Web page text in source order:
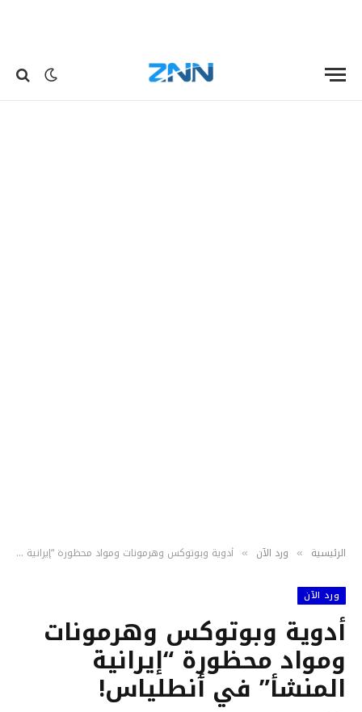
الرئيسية » ورد الآن » أدوية وبوتوكس وهرمونات ومواد محظورة “إيرانية المنشأ” في ٲنطلياس!
ورد الآن
أدوية وبوتوكس وهرمونات
ومواد محظورة “إيرانية
المنشأ” في ٲنطلياس!